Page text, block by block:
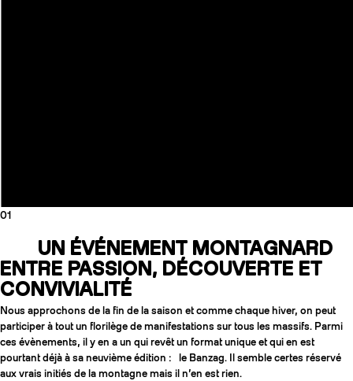
COUTEAUX
01
UN ÉVÉNEMENT MONTAGNARD
ENTRE PASSION, DÉCOUVERTE ET
CONVIVIALITÉ
Nous approchons de la fin de la saison et comme chaque hiver, on peut
participer à tout un florilège de manifestations sur tous les massifs. Parmi
ces évènements, il y en a un qui revêt un format unique et qui en est
pourtant déjà à sa neuvième édition : le Banzag. Il semble certes réservé
aux vrais initiés de la montagne mais il n’en est rien.